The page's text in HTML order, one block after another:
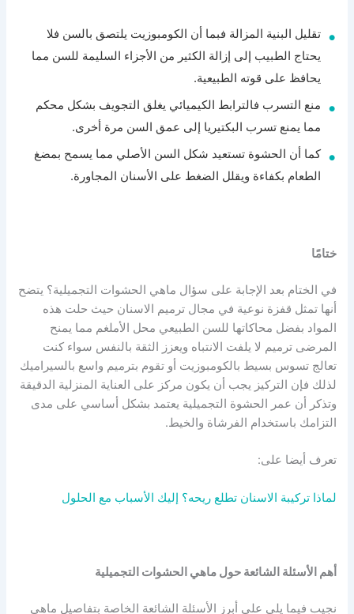
تقليل البنية المزالة فبما أن الكومبوزيت يلتصق بالسن فلا
يحتاج الطبيب إلى إزالة الكثير من الأجزاء السليمة للسن مما
يحافظ على قوته الطبيعية.
منع التسرب فالترابط الكيميائي يغلق التجويف بشكل محكم
مما يمنع تسرب البكتيريا إلى عمق السن مرة أخرى.
كما أن الحشوة تستعيد شكل السن الأصلي مما يسمح بمضغ
الطعام بكفاءة ويقلل الضغط على الأسنان المجاورة.
ختامًا
في الختام بعد الإجابة على سؤال ماهي الحشوات التجميلية؟ يتضح
أنها تمثل قفزة نوعية في مجال ترميم الاسنان حيث حلت هذه
المواد بفضل محاكاتها للسن الطبيعي محل الأملغم مما يمنح
المرضى ترميم لا يلفت الانتباه ويعزز الثقة بالنفس سواء كنت
تعالج تسوس بسيط بالكومبوزيت أو تقوم بترميم واسع بالسيراميك
لذلك فإن التركيز يجب أن يكون مركز على العناية المنزلية الدقيقة
وتذكر أن عمر الحشوة التجميلية يعتمد بشكل أساسي على مدى
التزامك باستخدام الفرشاة والخيط.
تعرف أيضا على:
لماذا تركيبة الاسنان تطلع ريحه؟ إليك الأسباب مع الحلول
أهم الأسئلة الشائعة حول ماهي الحشوات التجميلية
نجيب فيما يلي على أبرز الأسئلة الشائعة الخاصة بتفاصيل ماهي